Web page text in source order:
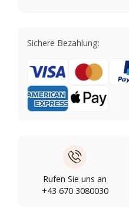
Sichere Bezahlung:
Rufen Sie uns an
+43 670 3080030